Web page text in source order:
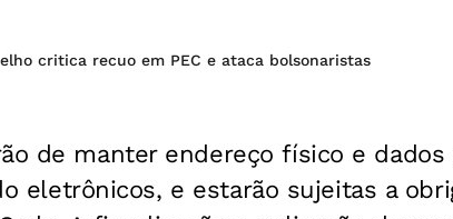
critica recuo em PEC e ataca bolsonaristas
de manter endereço físico e dados
eletrônicos, e estarão sujeitas a